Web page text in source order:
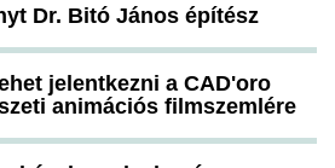
Dr. Bitó János építész
jelentkezni a CAD'oro
animációs filmszemlére